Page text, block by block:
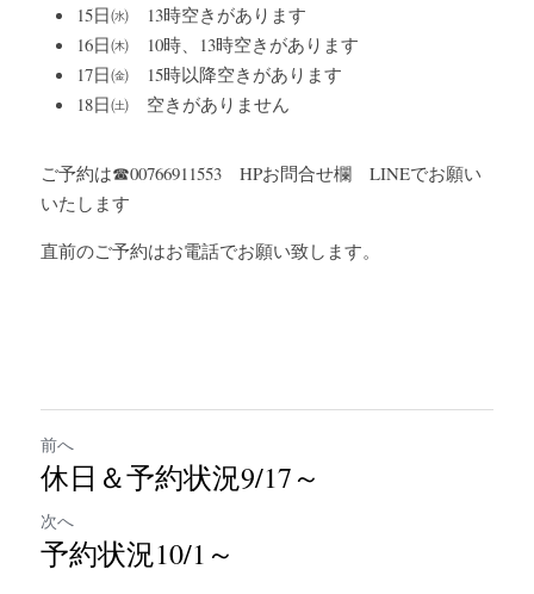
15日㈬　13時空きがあります
16日㈭　10時、13時空きがあります
17日㈮　15時以降空きがあります
18日㈯　空きがありません
ご予約は☎00766911553　HPお問合せ欄　LINEでお願い
いたします
直前のご予約はお電話でお願い致します。
前へ
休日＆予約状況9/17～
次へ
予約状況10/1～